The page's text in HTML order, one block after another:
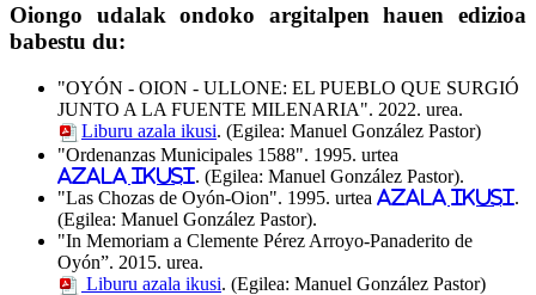
Oiongo udalak ondoko argitalpen hauen edizioa
babestu du:
"OYÓN - OION - ULLONE: EL PUEBLO QUE SURGIÓ
JUNTO A LA FUENTE MILENARIA". 2022. urea.
Liburu azala ikusi. (Egilea: Manuel González Pastor)
"Ordenanzas Municipales 1588". 1995. urtea
Azala ikusi. (Egilea: Manuel González Pastor).
"Las Chozas de Oyón-Oion". 1995. urtea Azala ikusi.
(Egilea: Manuel González Pastor).
"In Memoriam a Clemente Pérez Arroyo-Panaderito de
Oyón”. 2015. urea.
Liburu azala ikusi. (Egilea: Manuel González Pastor)